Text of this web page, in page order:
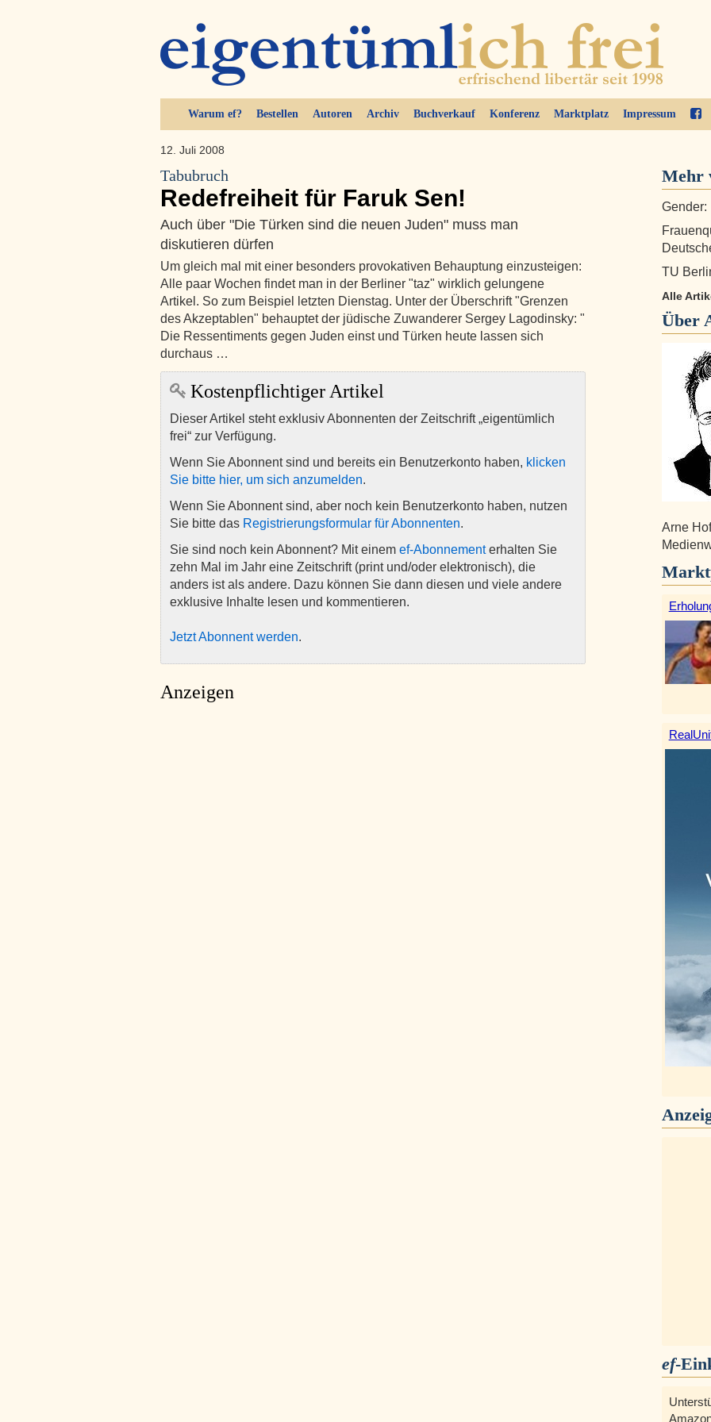
Warum ef? Bestellen Autoren Archiv Buchverkauf Konferenz Marktplatz Impressum
12. Juli 2008
Tabubruch
Redefreiheit für Faruk Sen!
Auch über "Die Türken sind die neuen Juden" muss man
diskutieren dürfen
Um gleich mal mit einer besonders provokativen Behauptung einzusteigen:
Alle paar Wochen findet man in der Berliner "taz" wirklich gelungene
Artikel. So zum Beispiel letzten Dienstag. Unter der Überschrift "Grenzen
des Akzeptablen" behauptet der jüdische Zuwanderer Sergey Lagodinsky: "
Die Ressentiments gegen Juden einst und Türken heute lassen sich
durchaus …
Kostenpflichtiger Artikel
Dieser Artikel steht exklusiv Abonnenten der Zeitschrift „eigentümlich
frei“ zur Verfügung.
Wenn Sie Abonnent sind und bereits ein Benutzerkonto haben, klicken
Sie bitte hier, um sich anzumelden.
Wenn Sie Abonnent sind, aber noch kein Benutzerkonto haben, nutzen
Sie bitte das Registrierungsformular für Abonnenten.
Sie sind noch kein Abonnent? Mit einem ef-Abonnementerhalten Sie
zehn Mal im Jahr eine Zeitschrift (print und/oder elektronisch), die
anders ist als andere. Dazu können Sie dann diesen und viele andere
exklusive Inhalte lesen und kommentieren.
Jetzt Abonnent werden.
Anzeigen
Mehr
Gender:
TU
Alle
Über
Arne
ef-